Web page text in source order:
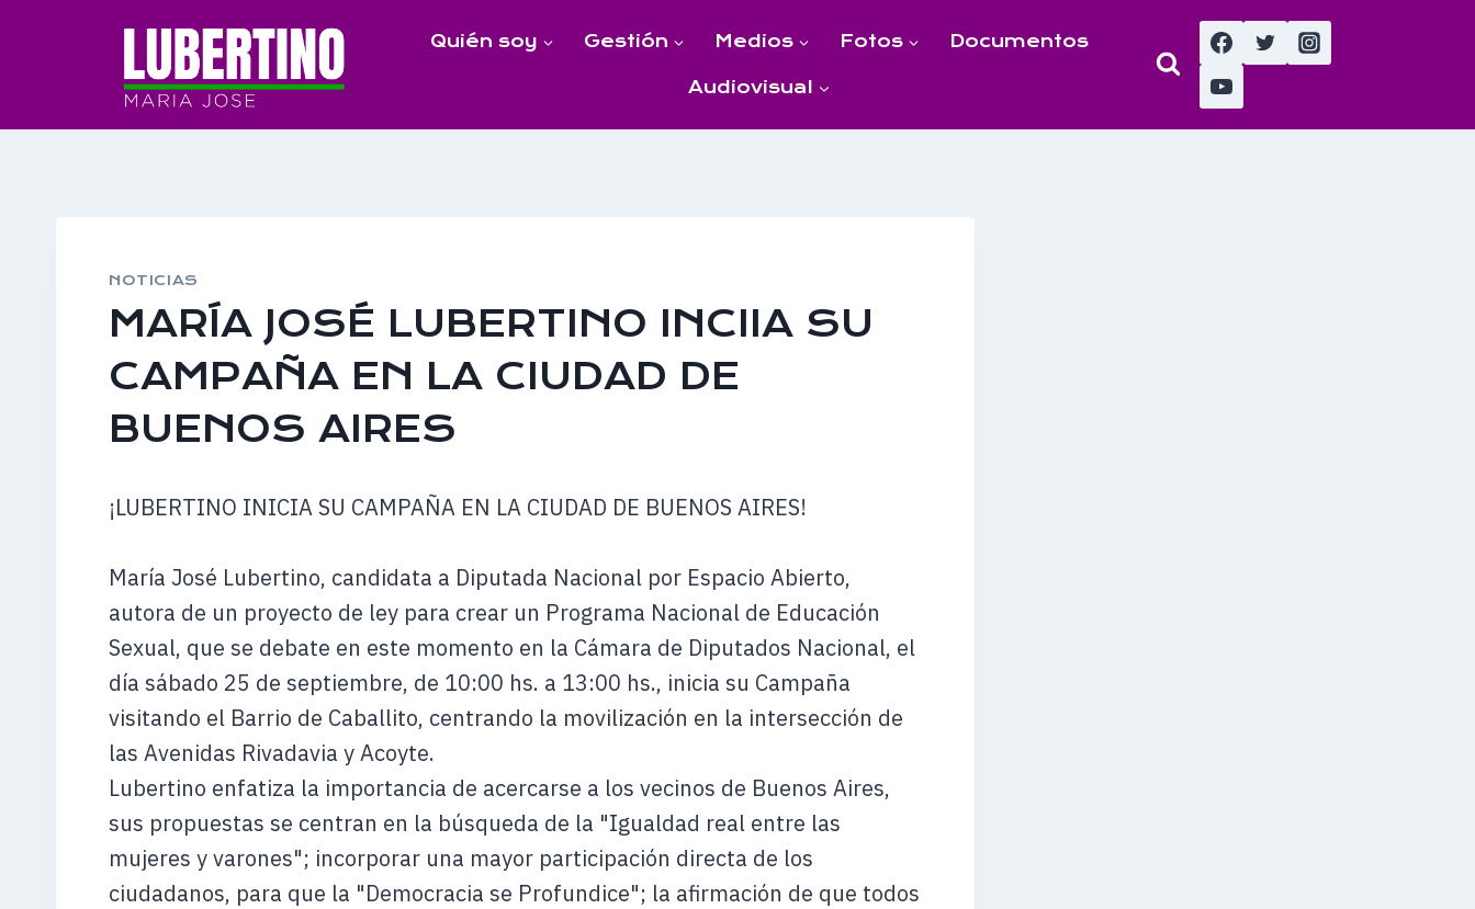
Quién soy Gestión Medios Fotos Documentos
Audiovisual
NOTICIAS
MARÍA JOSÉ LUBERTINO INCIIA SU
CAMPAÑA EN LA CIUDAD DE
BUENOS AIRES
¡LUBERTINO INICIA SU CAMPAÑA EN LA CIUDAD DE BUENOS AIRES!
María José Lubertino, candidata a Diputada Nacional por Espacio Abierto,
autora de un proyecto de ley para crear un Programa Nacional de Educación
Sexual, que se debate en este momento en la Cámara de Diputados Nacional, el
día sábado 25 de septiembre, de 10:00 hs. a 13:00 hs., inicia su Campaña
visitando el Barrio de Caballito, centrando la movilización en la intersección de
las Avenidas Rivadavia y Acoyte.
Lubertino enfatiza la importancia de acercarse a los vecinos de Buenos Aires,
sus propuestas se centran en la búsqueda de la "Igualdad real entre las
mujeres y varones"; incorporar una mayor participación directa de los
ciudadanos, para que la "Democracia se Profundice"; la afirmación de que todos